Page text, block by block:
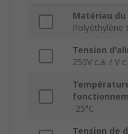
Matériau
Polyéthylène
Tension
250V c.a. / V
-25°C
Tension de